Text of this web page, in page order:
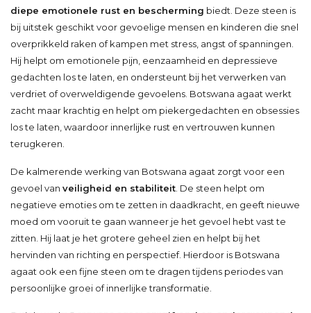
diepe emotionele rust en bescherming biedt. Deze steen is
bij uitstek geschikt voor gevoelige mensen en kinderen die snel
overprikkeld raken of kampen met stress, angst of spanningen.
Hij helpt om emotionele pijn, eenzaamheid en depressieve
gedachten los te laten, en ondersteunt bij het verwerken van
verdriet of overweldigende gevoelens. Botswana agaat werkt
zacht maar krachtig en helpt om piekergedachten en obsessies
los te laten, waardoor innerlijke rust en vertrouwen kunnen
terugkeren.
De kalmerende werking van Botswana agaat zorgt voor een
gevoel van veiligheid en stabiliteit . De steen helpt om
negatieve emoties om te zetten in daadkracht, en geeft nieuwe
moed om vooruit te gaan wanneer je het gevoel hebt vast te
zitten. Hij laat je het grotere geheel zien en helpt bij het
hervinden van richting en perspectief. Hierdoor is Botswana
agaat ook een fijne steen om te dragen tijdens periodes van
persoonlijke groei of innerlijke transformatie.